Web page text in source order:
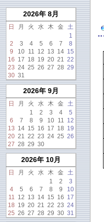
2026年 8月
日 月 火 水 木 金
土
1
2
3 4 5 6 7
8
9
10 11 12 13 14 15
16 17 18 19 20 21 22
23 24 25 26 27 28 29
30 31
2026年 9月
日 月 火 水 木 金
土
1
2 3 4
5
6
7 8 9 10 11 12
13 14 15 16 17 18 19
20 21 22 23 24 25 26
27 28 29 30
2026年 10月
日 月 火 水 木 金
土
1
2
3
4
5 6 7 8 9
10
11 12 13 14 15 16 17
18 19 20 21 22 23 24
25 26 27 28 29 30 31